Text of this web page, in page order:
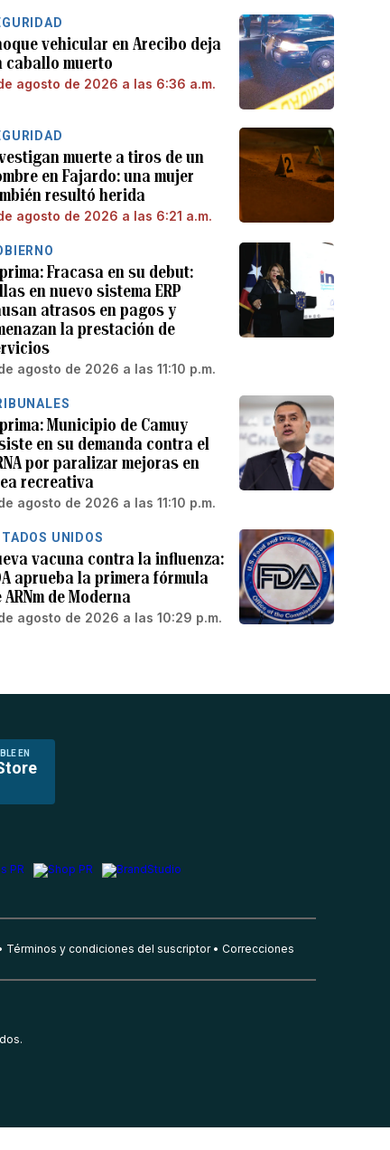
vehicular en Arecibo deja
caballo muerto
agosto de 2026 a las 6:36 a.m.
muerte a tiros de un
en Fajardo: una mujer
resultó herida
agosto de 2026 a las 6:21 a.m.
Fracasa en su debut:
en nuevo sistema ERP
atrasos en pagos y
la prestación de
agosto de 2026 a las 11:10 p.m.
Municipio de Camuy
en su demanda contra el
por paralizar mejoras en
recreativa
agosto de 2026 a las 11:10 p.m.
UNIDOS
vacuna contra la influenza:
aprueba la primera fórmula
ARNm de Moderna
agosto de 2026 a las 10:29 p.m.
EN
Términos y condiciones del suscriptor Correcciones